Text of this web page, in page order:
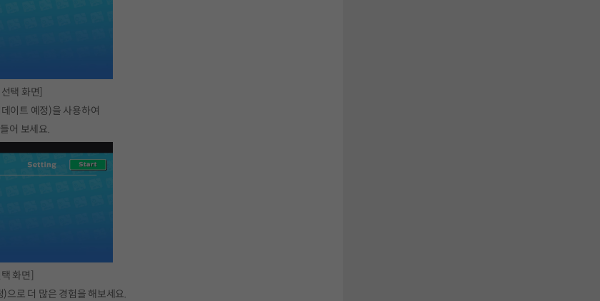
택 화면]
이트 예정)을 사용하여
어 보세요.
화면]
으로 더 많은 경험을 해보세요.